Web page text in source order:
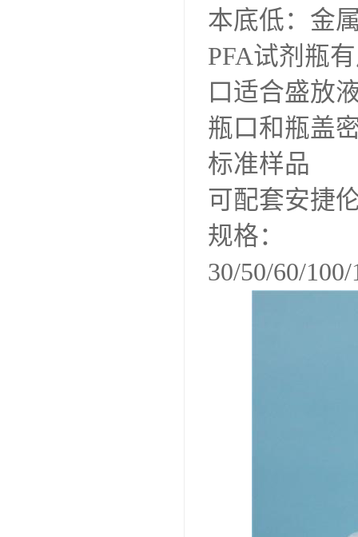
本底低：金
PFA试剂瓶
口适合盛放
瓶口和瓶盖
标准样品
可配套安捷
规格：
30/50/60/